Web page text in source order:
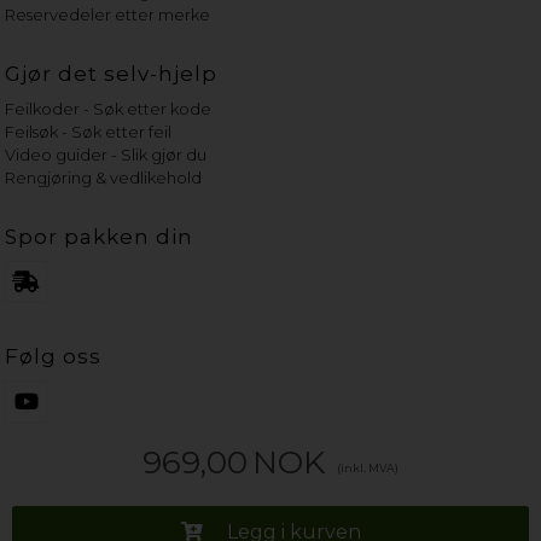
969,00 NOK (inkl. MVA)
Legg i kurven
Reservedeler etter merke
Gjør det selv-hjelp
Feilkoder - Søk etter kode
Feilsøk - Søk etter feil
Video guider - Slik gjør du
Rengjøring & vedlikehold
Spor pakken din
Følg oss